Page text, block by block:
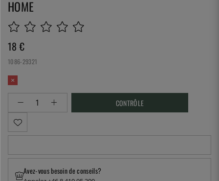
HOME
18 €
1086-29321
CONTRÔLE
Avez-vous besoin de conseils?